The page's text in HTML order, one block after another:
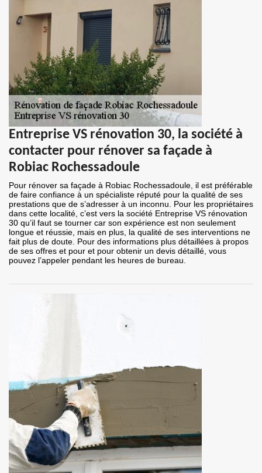
Entreprise VS rénovation 30, la société à
contacter pour rénover sa façade à
Robiac Rochessadoule
Pour rénover sa façade à Robiac Rochessadoule, il est préférable
de faire confiance à un spécialiste réputé pour la qualité de ses
prestations que de s’adresser à un inconnu. Pour les propriétaires
dans cette localité, c’est vers la société Entreprise VS rénovation
30 qu’il faut se tourner car son expérience est non seulement
longue et réussie, mais en plus, la qualité de ses interventions ne
fait plus de doute. Pour des informations plus détaillées à propos
de ses offres et pour et pour obtenir un devis détaillé, vous
pouvez l’appeler pendant les heures de bureau.